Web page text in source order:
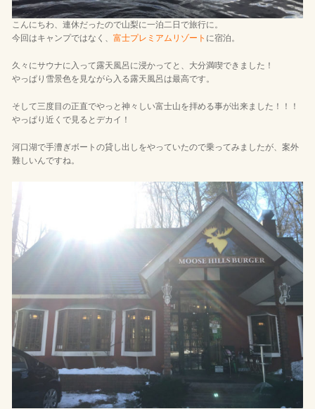
こんにちわ、連休だったので山梨に一泊二日で旅行に。
今回はキャンプではなく、 富士プレミアムリゾート に宿泊。
久々にサウナに入って露天風呂に浸かってと、大分満喫できました！
やっぱり雪景色を見ながら入る露天風呂は最高です。
そして三度目の正直でやっと神々しい富士山を拝める事が出来ました！！！
やっぱり近くで見るとデカイ！
河口湖で手漕ぎボートの貸し出しをやっていたので乗ってみましたが、案外
難しいんですね。